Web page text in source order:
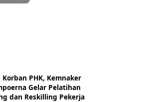
PHK, Kemnaker
Gelar Pelatihan
dan Reskilling Pekerja